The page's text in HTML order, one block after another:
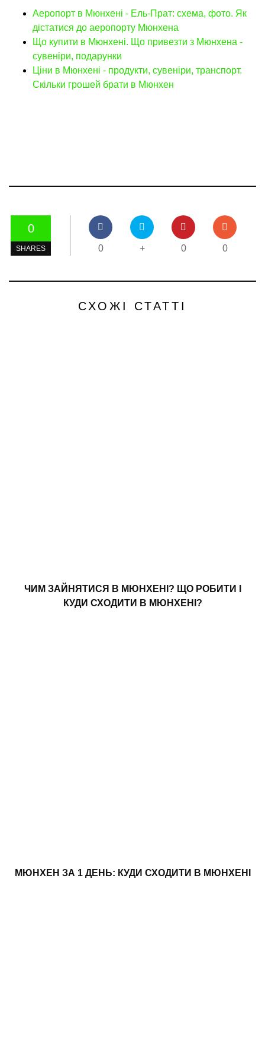
Аеропорт в Мюнхені - Ель-Прат: схема, фото. Як
дістатися до аеропорту Мюнхена
Що купити в Мюнхені. Що привезти з Мюнхена -
сувеніри, подарунки
Ціни в Мюнхені - продукти, сувеніри, транспорт.
Скільки грошей брати в Мюнхен
0
SHARES 0 + 0 0
СХОЖІ СТАТТІ
ЧИМ ЗАЙНЯТИСЯ В МЮНХЕНІ? ЩО РОБИТИ І
КУДИ СХОДИТИ В МЮНХЕНІ?
МЮНХЕН ЗА 1 ДЕНЬ: КУДИ СХОДИТИ В МЮНХЕНІ